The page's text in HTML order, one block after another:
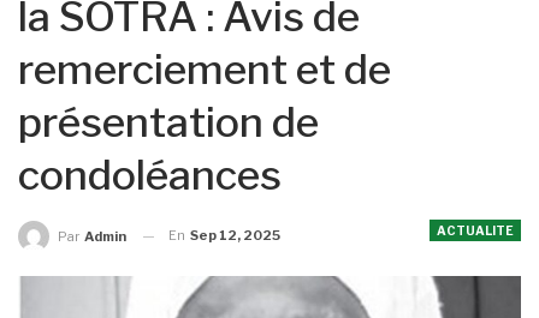
la SOTRA : Avis de
remerciement et de
présentation de
condoléances
ACTUALITE
Par Admin En Sep 12, 2025